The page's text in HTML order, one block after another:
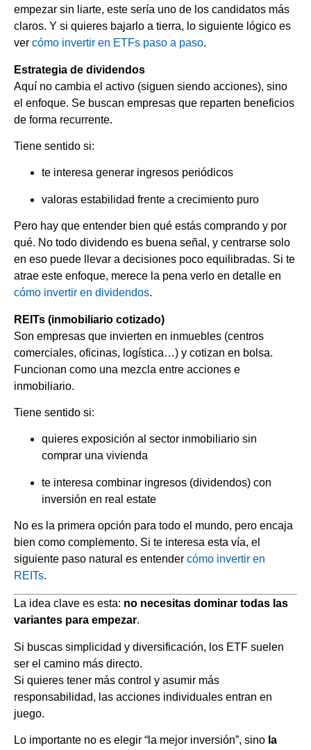
empezar sin liarte, este sería uno de los candidatos más
claros. Y si quieres bajarlo a tierra, lo siguiente lógico es
ver cómo invertir en ETFs paso a paso.
Estrategia de dividendos
Aquí no cambia el activo (siguen siendo acciones), sino
el enfoque. Se buscan empresas que reparten beneficios
de forma recurrente.
Tiene sentido si:
te interesa generar ingresos periódicos
valoras estabilidad frente a crecimiento puro
Pero hay que entender bien qué estás comprando y por
qué. No todo dividendo es buena señal, y centrarse solo
en eso puede llevar a decisiones poco equilibradas. Si te
atrae este enfoque, merece la pena verlo en detalle en
cómo invertir en dividendos.
REITs (inmobiliario cotizado)
Son empresas que invierten en inmuebles (centros
comerciales, oficinas, logística…) y cotizan en bolsa.
Funcionan como una mezcla entre acciones e
inmobiliario.
Tiene sentido si:
quieres exposición al sector inmobiliario sin
comprar una vivienda
te interesa combinar ingresos (dividendos) con
inversión en real estate
No es la primera opción para todo el mundo, pero encaja
bien como complemento. Si te interesa esta vía, el
siguiente paso natural es entender cómo invertir en
REITs.
La idea clave es esta: no necesitas dominar todas las
variantes para empezar.
Si buscas simplicidad y diversificación, los ETF suelen
ser el camino más directo.
Si quieres tener más control y asumir más
responsabilidad, las acciones individuales entran en
juego.
Lo importante no es elegir “la mejor inversión”, sino la